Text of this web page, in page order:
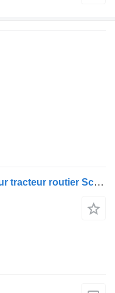
Demi-essieu Scania 2276756 pour tracteur routier Scania L,P,G,R,S-series (2016-)